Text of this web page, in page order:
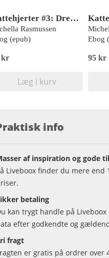
Kattehjerter #3: Drenge, drenge, drenge
Rasmussen
(epub)
kr
Læg i kurv
Ebog
95 kr
info
af inspiration og gode
Liveboox finder du mere end
betaling
kan trygt handle på
efter godkendte og
fragt
er gratis på ordrer over